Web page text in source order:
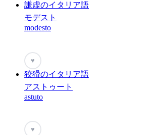
謙虚のイタリア語
モデスト
modesto
♥
狡猾のイタリア語
アストゥート
astuto
♥